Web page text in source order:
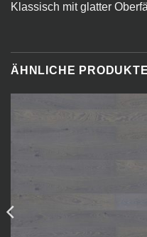
Klassisch mit glatter
ÄHNLICHE PRODUKTE